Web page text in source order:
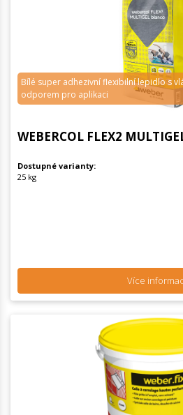
Bílé super adhezivní flexibilní lepidlo s
odporem pro aplikaci
WEBERCOL FLEX2
Dostupné varianty:
25 kg
Více